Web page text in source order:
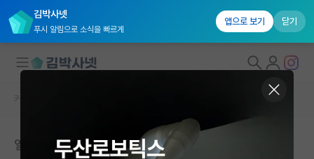
김박사넷
푸시 알림으로 소식을 빠르게
앱으로 보기 닫기
국내대학원 정보
커뮤니티 홈
열정과 현실 사이 - 신임 교수의 고민